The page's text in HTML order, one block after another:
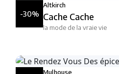
-30%
Altkirch
Cache Cache
la mode de la vraie vie
Mulhouse